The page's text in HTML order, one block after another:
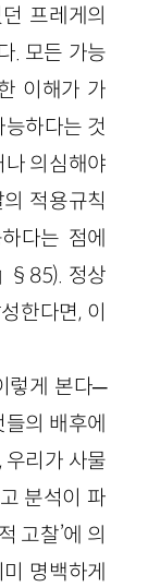
프레게의
. 모든 가능
이해가 가
하다는 것
의심해야
적용규칙
다는 점에
§85). 정상
한다면, 이
렇게 본다─
의 배후에
우리가 사물
분석이 파
고찰’에 의
명백하게